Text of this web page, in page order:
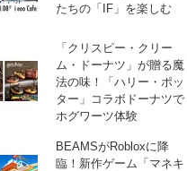
たちの「IF」を楽しむ
「クリスピー・クリー
ム・ドーナツ」が贈る魔
法の味！「ハリー・ポッ
ター」コラボドーナツで
ホグワーツ体験
BEAMSがRobloxに降
臨！新作ゲーム「マネキ